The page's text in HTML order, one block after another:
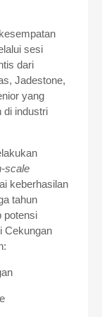
sesi
dari
Jadestone,
yang
di industri
scale
keberhasilan
tahun
potensi
Cekungan